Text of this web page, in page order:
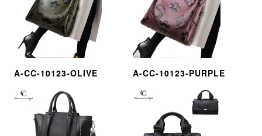
A-CC-10123-OLIVE A-CC-10123-PURPLE